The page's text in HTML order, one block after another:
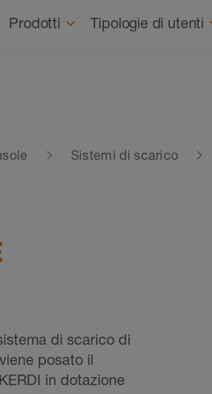
Prodotti Tipologie di utenti
Sistemi di scarico
di scarico di
posato il
in dotazione